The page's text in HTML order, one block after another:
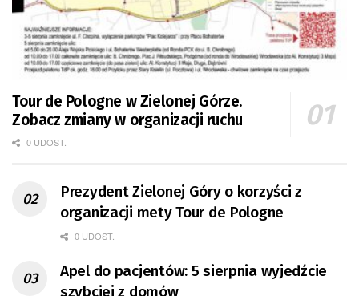
Tour de Pologne w Zielonej Górze.
Zobacz zmiany w organizacji ruchu
0 UDOST.
Prezydent Zielonej Góry o korzyści z
organizacji mety Tour de Pologne
0 UDOST.
Apel do pacjentów: 5 sierpnia wyjedźcie
szybciej z domów